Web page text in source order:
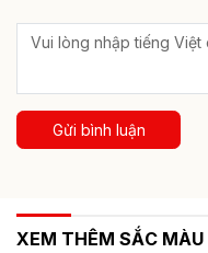
Gửi bình luận
XEM THÊM SẮC